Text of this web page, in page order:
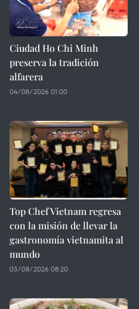
Ciudad Ho Chi Minh
preserva la tradición
alfarera
04/08/2026 01:00
Top Chef Vietnam regresa
con la misión de llevar la
gastronomía vietnamita al
mundo
03/08/2026 08:20